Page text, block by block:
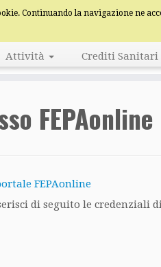
Attività Crediti Sanitari
FEPAonline
FEPAonline
di seguito le credenziali
Continuando la navigazione ne